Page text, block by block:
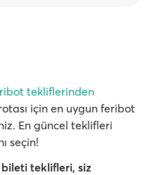
tekliflerinden
için en uygun feribot
En güncel teklifleri
seçin!
teklifleri, siz